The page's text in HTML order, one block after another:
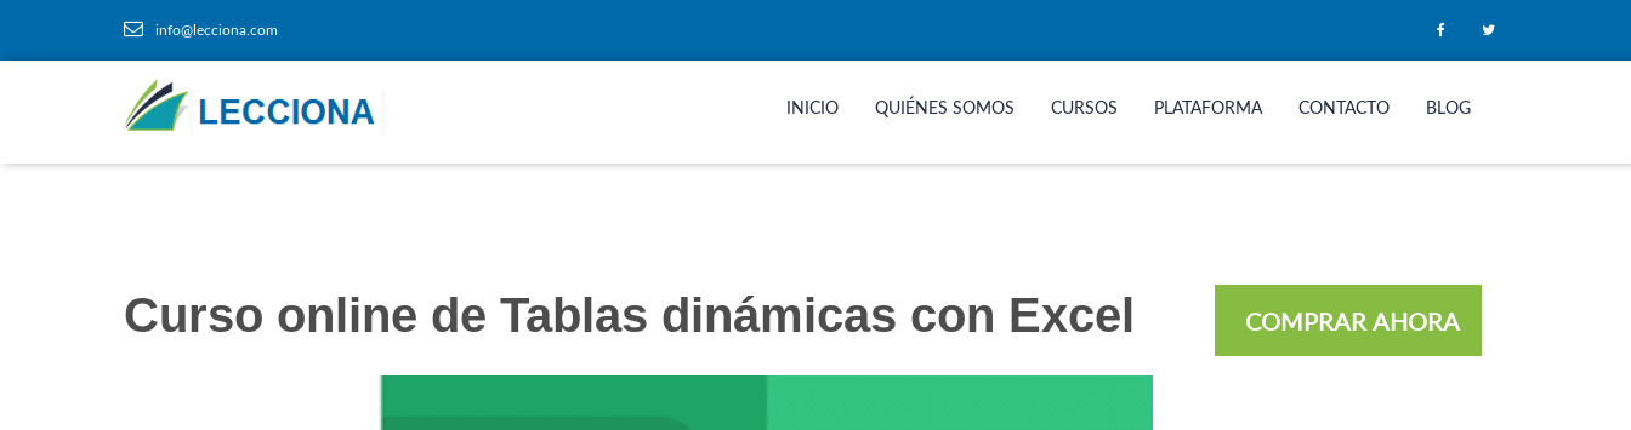
info@lecciona.com
INICIO QUIÉNES SOMOS CURSOS PLATAFORMA CONTACTO BLOG
Curso online de Tablas dinámicas con Excel COMPRAR AHORA